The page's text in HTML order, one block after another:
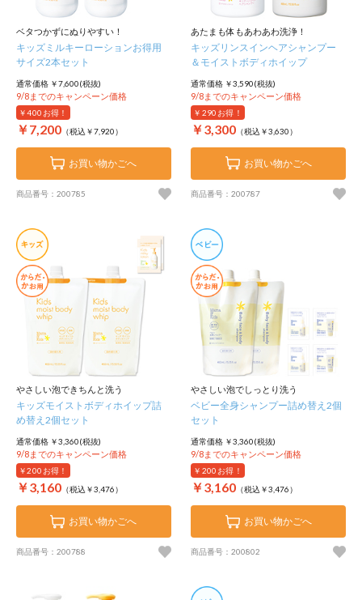
ベタつかずにぬりやすい！
キッズミルキーローションお得用
サイズ2本セット
通常価格 ￥7,600(税抜)
9/8までのキャンペーン価格
￥400 お得！
￥7,200 （税込￥7,920）
お買い物かごへ
商品番号：200785
あたまも体もあわあわ洗浄！
キッズリンスインヘアシャンプー
＆モイストボディホイップ
通常価格 ￥3,590(税抜)
9/8までのキャンペーン価格
￥290 お得！
￥3,300 （税込￥3,630）
お買い物かごへ
商品番号：200787
やさしい泡できちんと洗う
キッズモイストボディホイップ詰
め替え2個セット
通常価格 ￥3,360(税抜)
9/8までのキャンペーン価格
￥200 お得！
￥3,160 （税込￥3,476）
お買い物かごへ
商品番号：200788
やさしい泡でしっとり洗う
ベビー全身シャンプー詰め替え2個
セット
通常価格 ￥3,360(税抜)
9/8までのキャンペーン価格
￥200 お得！
￥3,160 （税込￥3,476）
お買い物かごへ
商品番号：200802